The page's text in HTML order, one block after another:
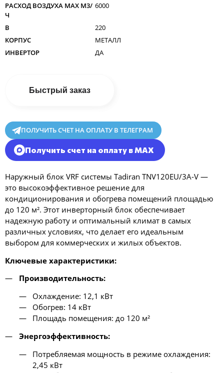
РАСХОД ВОЗДУХА MAX M3/
Ч
6000
В
220
КОРПУС
МЕТАЛЛ
ИНВЕРТОР
ДА
Быстрый заказ
ПОЛУЧИТЬ СЧЕТ НА ОПЛАТУ В ТЕЛЕГРАМ
Получить счет на оплату в MAX
Наружный блок VRF системы Tadiran TNV120EU/3A-V —
это высокоэффективное решение для
кондиционирования и обогрева помещений площадью
до 120 м². Этот инверторный блок обеспечивает
надежную работу и оптимальный климат в самых
различных условиях, что делает его идеальным
выбором для коммерческих и жилых объектов.
Ключевые характеристики:
Производительность:
Охлаждение: 12,1 кВт
Обогрев: 14 кВт
Площадь помещения: до 120 м²
Энергоэффективность:
Потребляемая мощность в режиме охлаждения:
2,45 кВт